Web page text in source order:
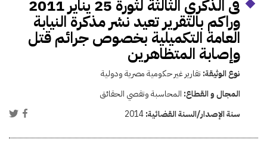
فى الذكري الثالثة لثورة 25 يناير 2011
وراكم بالتقرير تعيد نشر مذكرة النيابة
العامة التكميلية بخصوص جرائم قتل
وإصابة المتظاهرين
نوع الوثيقة: تقارير غير حكومية مصرية ودولية
المجال و القطاع: المحاسبة وتقصي الحقائق
سنة الإصدار/السنة القضائية:2014